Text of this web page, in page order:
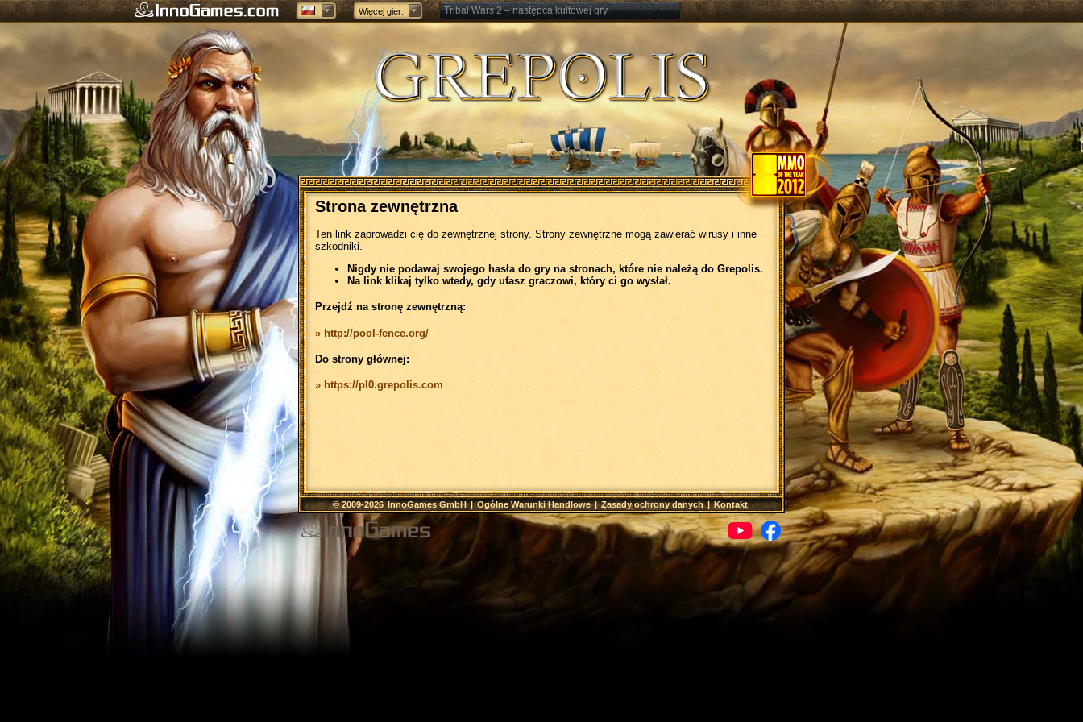
Więcej gier: Tribal Wars 2 – następca kultowej gry
Forge of Empires – Strategia o epokach cywilizacji
Strona zewnętrzna
Ten link zaprowadzi cię do zewnętrznej strony. Strony zewnętrzne mogą zawierać wirusy i inne
szkodniki.
Nigdy nie podawaj swojego hasła do gry na stronach, które nie należą do Grepolis.
Na link klikaj tylko wtedy, gdy ufasz graczowi, który ci go wysłał.
Przejdź na stronę zewnętrzną:
» http://pool-fence.org/
Do strony głównej:
» https://pl0.grepolis.com
© 2009-2026InnoGames GmbH|Ogólne Warunki Handlowe|Zasady ochrony danych|Kontakt